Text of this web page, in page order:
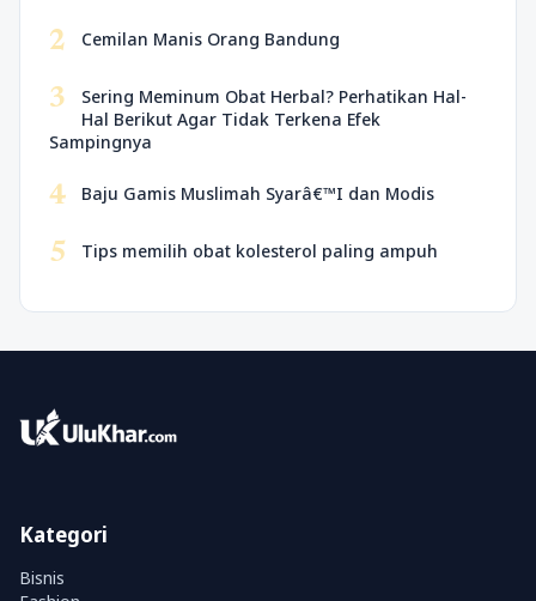
2 Cemilan Manis Orang Bandung
3
Sering Meminum Obat Herbal? Perhatikan Hal-
Hal Berikut Agar Tidak Terkena Efek
Sampingnya
4 Baju Gamis Muslimah Syarâ€™I dan Modis
5 Tips memilih obat kolesterol paling ampuh
Kategori
Bisnis